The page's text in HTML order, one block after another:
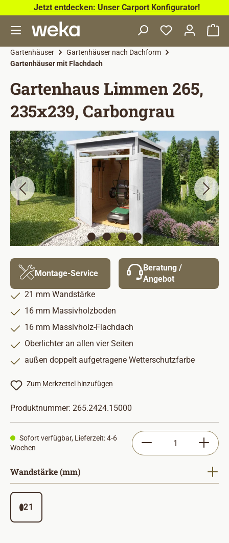
Zum Hauptinhalt springen
Jetzt entdecken: Unser Carport Konfigurator!
Gartenhäuser
Gartenhäuser nach Dachform
Gartenhäuser mit Flachdach
Gartenhaus Limmen 265,
235x239, Carbongrau
Bildergalerie überspringen
Montage-Service
Beratung /
Angebot
21 mm Wandstärke
16 mm Massivholzboden
16 mm Massivholz-Flachdach
Oberlichter an allen vier Seiten
außen doppelt aufgetragene Wetterschutzfarbe
Zum Merkzettel hinzufügen
Produktnummer: 265.2424.15000
Sofort verfügbar, Lieferzeit: 4-6
Wochen
Produkt Anzahl:
Wandstärke (mm)
21